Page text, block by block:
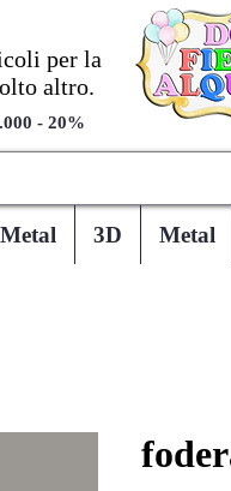
per la
altro.
- 20%
Metal 3D Metal